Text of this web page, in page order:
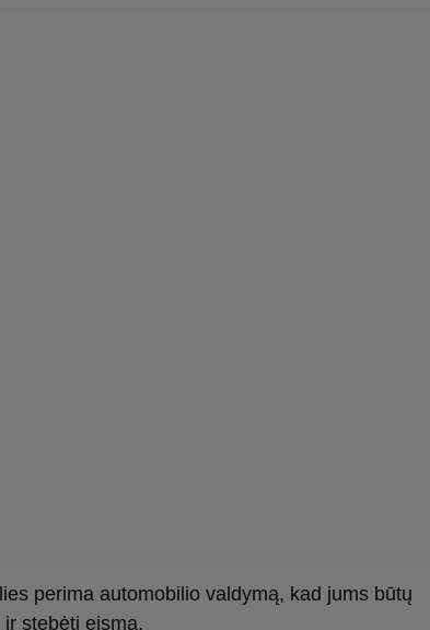
perima automobilio valdymą, kad jums būtų
ir stebėti eismą.